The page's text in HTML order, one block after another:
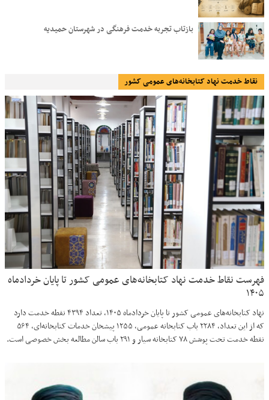
بازتاب تجربه خدمت فرهنگی در شهرستان حمیدیه
نقاط خدمت نهاد کتابخانه‌های عمومی کشور
فهرست نقاط خدمت نهاد کتابخانه‌های عمومی کشور تا پایان خردادماه
۱۴۰۵
نهاد کتابخانه‌های عمومی کشور تا پایان خردادماه ۱۴۰۵، تعداد ۴۳۹۴ نقطه خدمت دارد
که از این تعداد، ۲۲۸۴ باب کتابخانه عمومی، ۱۲۵۵ پیشخان خدمات کتابخانه‌ای، ۵۶۴
نقطه خدمت تحت پوشش ۷۸ کتابخانه سیار و ۲۹۱ باب سالن مطالعه بخش خصوصی است.